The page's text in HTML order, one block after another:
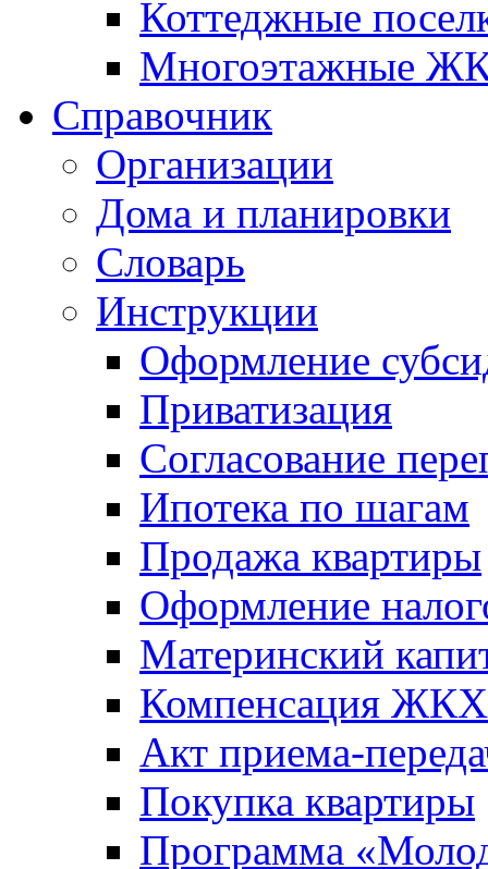
Коттеджные
Многоэтажные
Справочник
Организации
Дома и планировки
Словарь
Инструкции
Оформление
Приватизация
Согласование
Ипотека по шагам
Продажа квартиры
Оформление
Материнский
Компенсация ЖКХ
Акт приема-
Покупка квартиры
Программа